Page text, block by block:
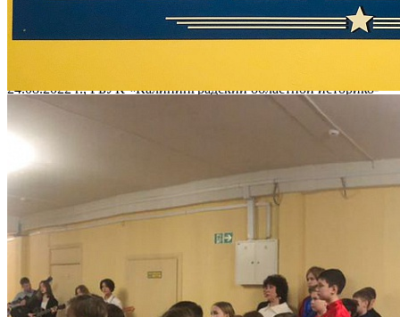
В соответствии с поручением заместителя полномочного
представителя Президента Российской Федерации в Северо -
Западном федеральном округе Совершаевой Л.П. по
24.08.2022 г., ГБУК «Калининградский областной историко-
художественный музей» при поддержке Министерства по
культуре и туризму Калининградской области, регионального
отделения Российского военно-исторического общества и
второго выставочного комплекта «Герои специальной
военной операции». Открытие стенда во Дворце творчества
детей и молодежи прошло 22 февраля 2023 года.
24 Февраля 2022 года Президент Российской Федерации В. В.
Путин объявил о начале специальной военной операции с
целью демилитаризации и денацификации Украины. В своём
выступлении он отметил: «Мы с вами знаем, что настоящая
сила - в справедливости и правде, которая на нашей стороне».